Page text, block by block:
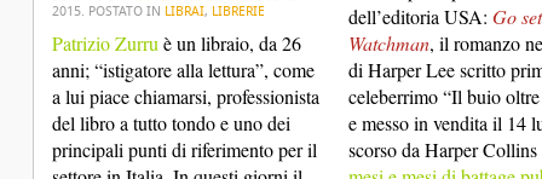
2015. POSTATO IN LIBRAI, LIBRERIE
Patrizio Zurruè un libraio, da 26
anni; “istigatore alla lettura”, come
a lui piace chiamarsi, professionista
del libro a tutto tondo e uno dei
principali punti di riferimento per il
dell’editoria USA: Go
Watchman, il romanzo
di Harper Lee scritto
celeberrimo “Il buio oltre
e messo in vendita il 14
scorso da Harper Collins